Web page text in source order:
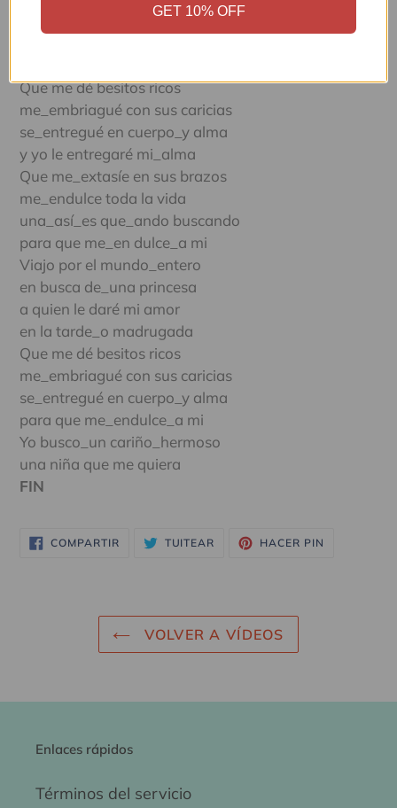
una niña que me quiera
Que me dé besitos ricos
me_embriagué con sus caricias
se_entregué en cuerpo_y alma
y yo le entregaré mi_alma
Que me_extasíe en sus brazos
me_endulce toda la vida
una_así_es que_ando buscando
para que me_en dulce_a mi
Viajo por el mundo_entero
en busca de_una princesa
a quien le daré mi amor
en la tarde_o madrugada
Que me dé besitos ricos
me_embriagué con sus caricias
se_entregué en cuerpo_y alma
para que me_endulce_a mi
Yo busco_un cariño_hermoso
una niña que me quiera
FIN
COMPARTIRCOMPARTIR
EN
TUITEAR TUITEARHACER PIN
VOLVER A VÍDEOS
Enlaces rápidos
Términos del servicio
GET 10% OFF